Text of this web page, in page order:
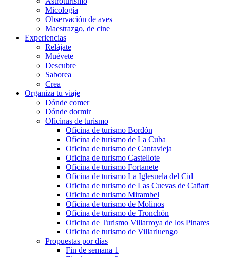
Micología
Observación de aves
Maestrazgo, de cine
Experiencias
Relájate
Muévete
Descubre
Saborea
Crea
Organiza tu viaje
Dónde comer
Dónde dormir
Oficinas de turismo
Oficina de turismo Bordón
Oficina de turismo de La Cuba
Oficina de turismo de Cantavieja
Oficina de turismo Castellote
Oficina de turismo Fortanete
Oficina de turismo La Iglesuela del Cid
Oficina de turismo de Las Cuevas de Cañart
Oficina de turismo Mirambel
Oficina de turismo de Molinos
Oficina de turismo de Tronchón
Oficina de Turismo Villarroya de los Pinares
Oficina de turismo de Villarluengo
Propuestas por días
Fin de semana 1